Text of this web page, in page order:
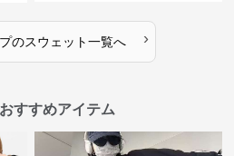
のスウェット一覧へ ›
すすめアイテム